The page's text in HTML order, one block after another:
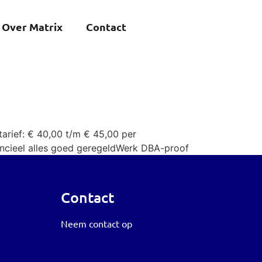
Over Matrix Contact
€ 40,00 t/m € 45,00 per
alles goed geregeldWerk DBA-proof
Contact
Neem contact op